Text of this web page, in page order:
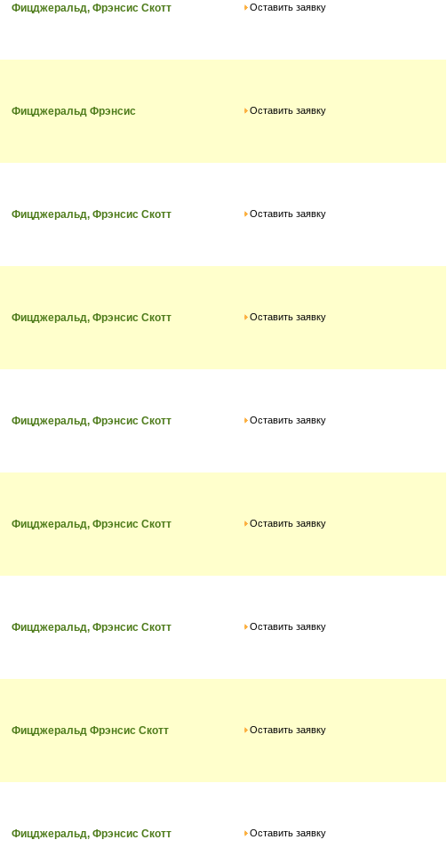
Фицджеральд, Фрэнсис Скотт Оставить заявку
Фицджеральд Фрэнсис Оставить заявку
Фицджеральд, Фрэнсис Скотт Оставить заявку
Фицджеральд, Фрэнсис Скотт Оставить заявку
Фицджеральд, Фрэнсис Скотт Оставить заявку
Фицджеральд, Фрэнсис Скотт Оставить заявку
Фицджеральд, Фрэнсис Скотт Оставить заявку
Фицджеральд Фрэнсис Скотт Оставить заявку
Фицджеральд, Фрэнсис Скотт Оставить заявку